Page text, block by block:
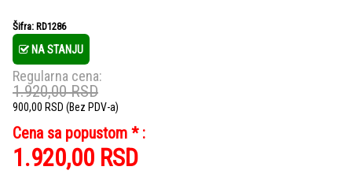
Šifra: RD1286
NA STANJU
Regularna cena:
1.920,00RSD
900,00 RSD (Bez PDV-a)
Cena sa popustom * :
1.920,00 RSD